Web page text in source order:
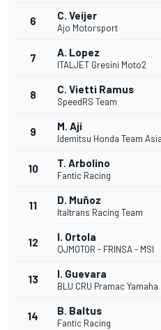
6 C. Veijer
Ajo Motorsport
7 A. Lopez
ITALJET Gresini Moto2
8 C. Vietti Ramus
SpeedRS Team
9 M. Aji
Idemitsu Honda Team Asia
10 T. Arbolino
Fantic Racing
11 D. Muñoz
Italtrans Racing Team
12 I. Ortola
QJMOTOR - FRINSA - MSI
13 I. Guevara
BLU CRU Pramac
14 B. Baltus
Fantic Racing